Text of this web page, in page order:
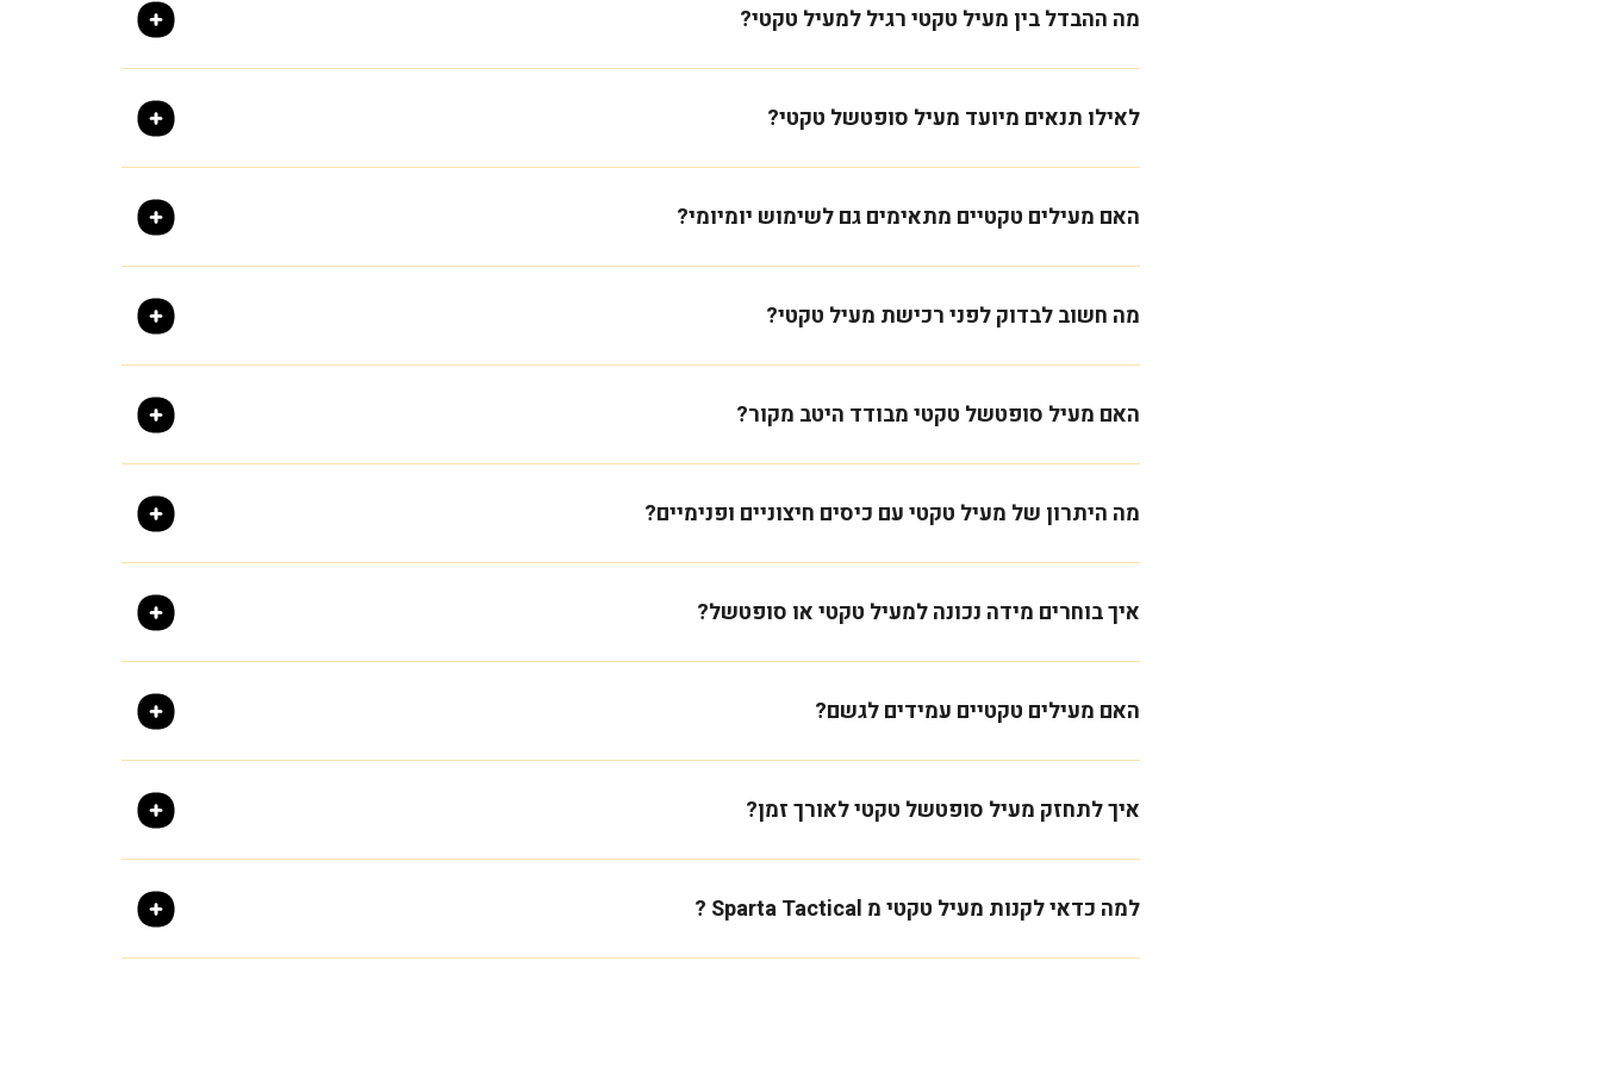
מה ההבדל בין מעיל טקטי רגיל למעיל טקטי?
לאילו תנאים מיועד מעיל סופטשל טקטי?
האם מעילים טקטיים מתאימים גם לשימוש יומיומי?
מה חשוב לבדוק לפני רכישת מעיל טקטי?
האם מעיל סופטשל טקטי מבודד היטב מקור?
מה היתרון של מעיל טקטי עם כיסים חיצוניים ופנימיים?
איך בוחרים מידה נכונה למעיל טקטי או סופטשל?
האם מעילים טקטיים עמידים לגשם?
איך לתחזק מעיל סופטשל טקטי לאורך זמן?
למה כדאי לקנות מעיל טקטי מ Sparta Tactical ?